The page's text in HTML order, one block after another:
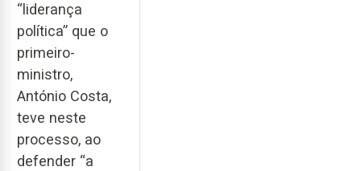
“liderança
política” que o
primeiro-
ministro,
António Costa,
teve neste
processo, ao
defender “a